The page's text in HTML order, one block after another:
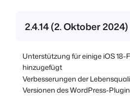
2.4.14 (2. Oktober 2024)
Unterstützung für einige iOS
hinzugefügt
Verbesserungen der
Versionen des WordPress-